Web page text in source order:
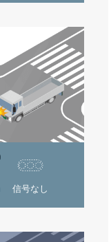
信号なし